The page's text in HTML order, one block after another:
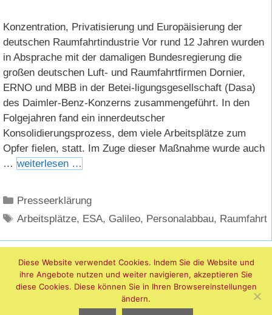
Konzentration, Privatisierung und Europäisierung der
deutschen Raumfahrtindustrie Vor rund 12 Jahren wurden
in Absprache mit der damaligen Bundesregierung die
großen deutschen Luft- und Raumfahrtfirmen Dornier,
ERNO und MBB in der Betei-ligungsgesellschaft (Dasa)
des Daimler-Benz-Konzerns zusammengeführt. In den
Folgejahren fand ein innerdeutscher
Konsolidierungsprozess, dem viele Arbeitsplätze zum
Opfer fielen, statt. Im Zuge dieser Maßnahme wurde auch
… weiterlesen …
Kategorien
Presseerklärung
Schlagwörter
Arbeitsplätze, ESA, Galileo, Personalabbau, Raumfahrt
Datenschutzerklärung•Impressum
Diese Website verwendet Cookies. Indem Sie die Website und
ihre Angebote nutzen und weiter navigieren, akzeptieren Sie
diese Cookies. Diese können Sie in Ihren Browsereinstellungen
ändern.